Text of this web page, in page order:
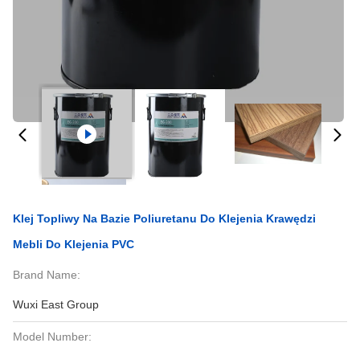
Klej Topliwy Na Bazie Poliuretanu Do Klejenia Krawędzi
Mebli Do Klejenia PVC
Brand Name:
Wuxi East Group
Model Number: